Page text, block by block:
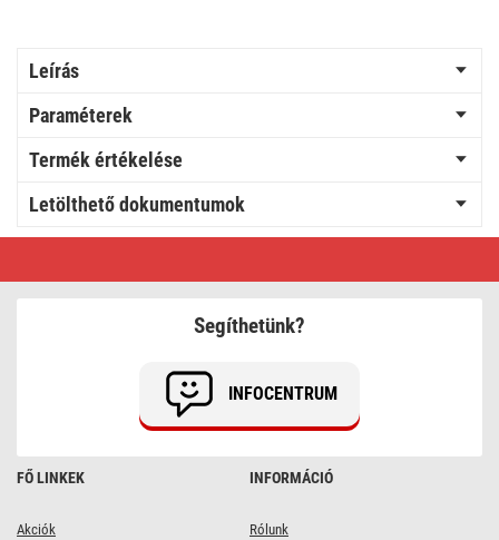
Leírás
Paraméterek
Termék értékelése
Letölthető dokumentumok
(PIR)
FŐ LINKEK
Akciók
INFORMÁCIÓ
Rólunk
Segíthetünk?
INFOCENTRUM